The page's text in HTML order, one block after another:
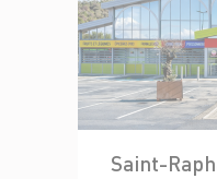
Saint-